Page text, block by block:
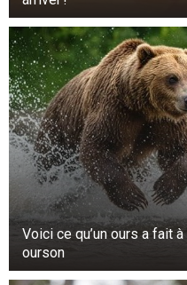
Voici ce qu’un ours a fait
ourson